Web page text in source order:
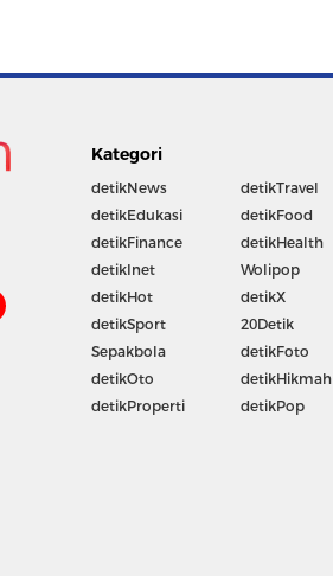
Kategori
detikNews
detikEdukasi
detikFinance
detikInet
detikHot
detikSport
Sepakbola
detikOto
detikProperti
detikTravel
detikFood
detikHealth
Wolipop
detikX
20Detik
detikFoto
detikHikmah
detikPop